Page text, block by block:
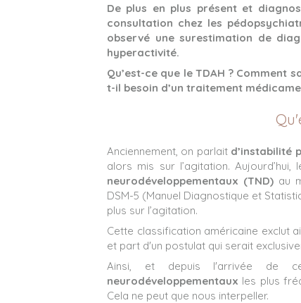
De plus en plus présent et
consultation chez les
observé une surestimation de
hyperactivité.
Qu’est-ce que le TDAH ?
t-il besoin d’un traitement
Anciennement, on parlait d’instabilité
alors mis sur l’agitation. Aujourd’hui,
neurodéveloppementaux (TND) au
DSM-5 (Manuel Diagnostique et
plus sur l’agitation.
Cette classification américaine exclut
et part d'un postulat qui serait
Ainsi, et depuis l'arrivée de
neurodéveloppementaux les plus
Cela ne peut que nous interpeller.